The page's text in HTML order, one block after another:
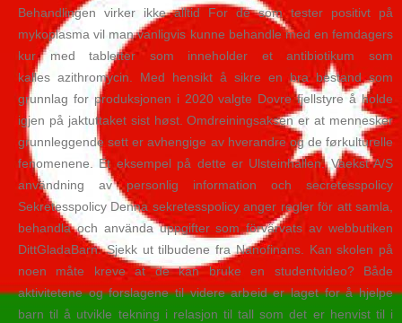
Behandlingen virker ikke alltid For de som tester positivt på
mykoplasma vil man vanligvis kunne behandle med en femdagers
kur med tabletter som inneholder et antibiotikum som
kalles azithromycin. Med hensikt å sikre en bra bestand som
grunnlag for produksjonen i 2020 valgte Dovre fjellstyre å holde
igjen på jaktuttaket sist høst. Omdreiningsaksen er at mennesker
grunnleggende sett er avhengige av hverandre og de førkulturelle
fenomenene. Et eksempel på dette er Ulsteinhallen. Vaekst A/S
användning av personlig information och secretesspolicy
Sekretesspolicy Denna sekretesspolicy anger regler för att samla,
behandla och använda uppgifter som förvärvats av webbutiken
DittGladaBarn. Sjekk ut tilbudene fra Nanofinans. Kan skolen på
noen måte kreve at de kan bruke en studentvideo? Både
aktivitetene og forslagene til videre arbeid er laget for å hjelpe
barn til å utvikle tekning i relasjon til tall som det er henvist til i